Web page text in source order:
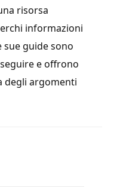
risorsa
informazioni
sue guide sono
e offrono
degli argomenti